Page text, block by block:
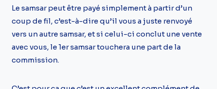
Le samsar peut être payé simplement à partir d’un
coup de fil, c’est-à-dire qu’il vous a juste renvoyé
vers un autre samsar, et si celui-ci conclut une vente
avec vous, le 1er samsar touchera une part de la
commission.